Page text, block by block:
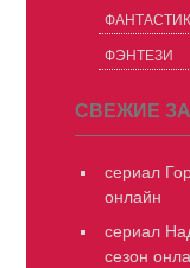
ФЭНТЕЗИ
СВЕЖИЕ
сериал
онлайн
сериал
сезон